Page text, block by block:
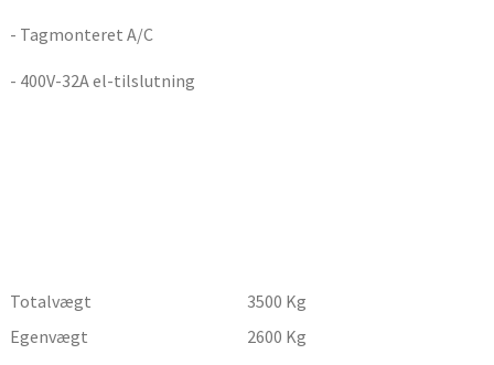
- Tagmonteret A/C
- 400V-32A el-tilslutning
Totalvægt 3500 Kg
Egenvægt
2600 Kg